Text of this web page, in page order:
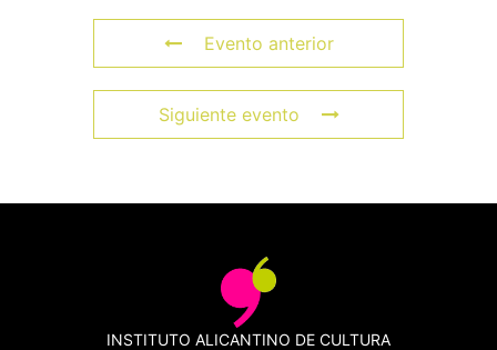
Evento anterior
Siguiente evento
INSTITUTO ALICANTINO DE CULTURA